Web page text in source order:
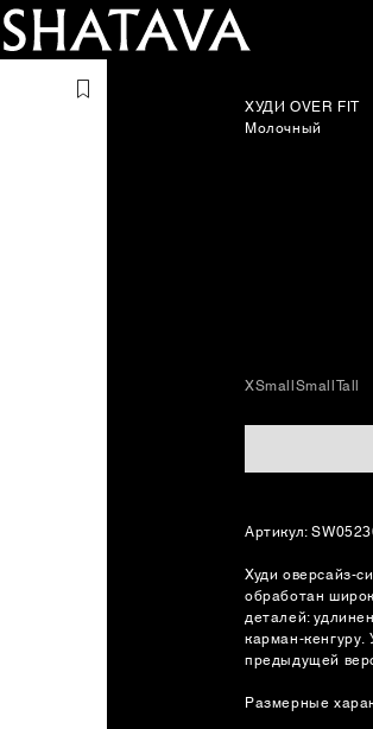
ХУДИ OVER FIT
Молочный
XSmallSmallTall
Артикул:
Худи оверсайз-
обработан
деталей:
карман-
предыдущей
Размерные